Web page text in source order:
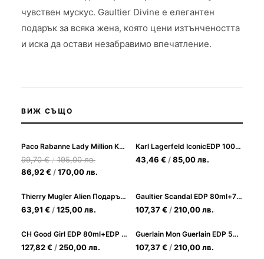
чувствен мускус. Gaultier Divine е елегантен
подарък за всяка жена, която цени изтънчеността
и иска да остави незабравимо впечатление.
ВИЖ СЪЩО
Paco Rabanne Lady Million Комплект (EDP 50ml + EDP 10ml) за Жени
99,70€/195,00лв.
86,92€ /170,00лв.
Karl Lagerfeld IconicEDP 100ml+EDP 7.5+EDP4ml Комплект за жени
43,46 € /85,00лв.
Thierry Mugler Alien Подаръчен комплект за жени (EDP 30ml + BL 50ml + Sh.g 50ml)
63,91 € /125,00лв.
Gaultier Scandal EDP 80ml+75ml.Body Lotion+10ml.EDP подаръчен комплект за жени
107,37€ /210,00лв.
CH Good Girl EDP 80ml+EDP 10ml+100ml Body Lotion подаръчен комплект за жени
127,82€ /250,00лв.
Guerlain Mon Guerlain EDP 50ml+75 ml.B.L+5 EDP подаръчен комплект за жени
107,37€ /210,00лв.